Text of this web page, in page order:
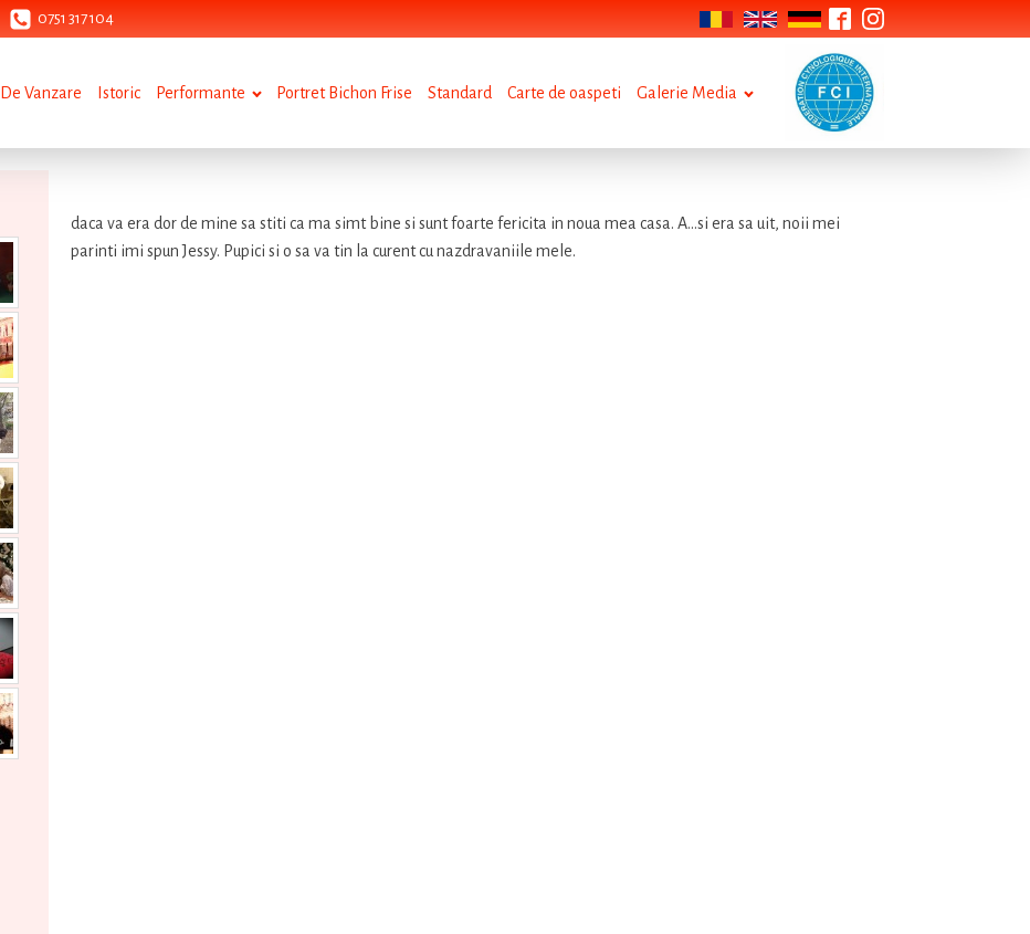
0751 317 104
De Vanzare Istoric Performante Portret Bichon Frise Standard Carte de oaspeti Galerie Media
daca va era dor de mine sa stiti ca ma simt bine si sunt foarte fericita in noua mea casa. A...si era sa uit, noii mei
parinti imi spun Jessy. Pupici si o sa va tin la curent cu nazdravaniile mele.